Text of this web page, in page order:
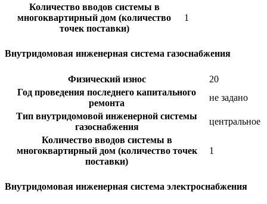
Количество вводов системы в
многоквартирный дом (количество
точек поставки)
1
Внутридомовая инженерная система газоснабжения
Физический износ
20
Год проведения последнего капитального
ремонта
не задано
Тип внутридомовой инженерной системы
газоснабжения
центральное
Количество вводов системы в
многоквартирный дом (количество точек
поставки)
1
Внутридомовая инженерная система электроснабжения